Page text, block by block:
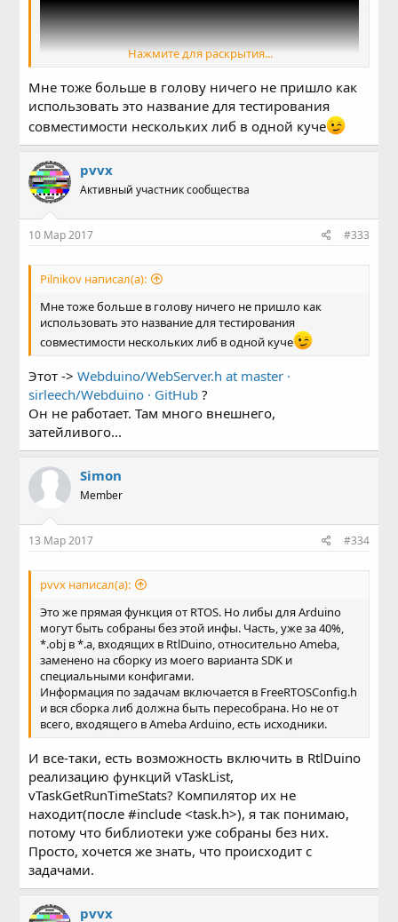
How to make a laser security system with Arduino (Tutorial, incl.
Sketch)
Нажмите для раскрытия...
Мне тоже больше в голову ничего не пришло как
использовать это название для тестирования
совместимости нескольких либ в одной куче
pvvx
Активный участник сообщества
10 Мар 2017 #333
Pilnikov написал(а):
Мне тоже больше в голову ничего не пришло как
использовать это название для тестирования
совместимости нескольких либ в одной куче
Этот ->Webduino/WebServer.h at master ·
sirleech/Webduino · GitHub ?
Он не работает. Там много внешнего,
затейливого...
Simon
Member
13 Мар 2017 #334
pvvx написал(а):
Это же прямая функция от RTOS. Но либы для Arduino
могут быть собраны без этой инфы. Часть, уже за 40%,
*.obj в *.a, входящих в RtlDuino, относительно Ameba,
заменено на сборку из моего варианта SDK и
специальными конфигами.
Информация по задачам включается в FreeRTOSConfig.h
и вся сборка либ должна быть пересобрана. Но не от
всего, входящего в Ameba Arduino, есть исходники.
И все-таки, есть возможность включить в RtlDuino
реализацию функций vTaskList,
vTaskGetRunTimeStats? Компилятор их не
находит(после #include <task.h>), я так понимаю,
потому что библиотеки уже собраны без них.
Просто, хочется же знать, что происходит с
задачами.
pvvx